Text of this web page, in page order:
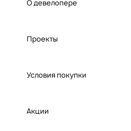
О девелопере
Проекты
Условия покупки
Акции